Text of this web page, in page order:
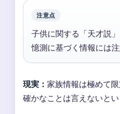
注意点
子供に関する「天才説
憶測に基づく情報には注
現実： 家族情報は極めて
確かなことは言えないとい